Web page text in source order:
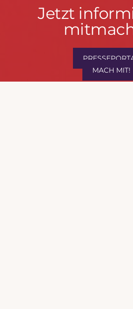
Jetzt
informieren
mitmachen!
Jetzt
MACH MIT!